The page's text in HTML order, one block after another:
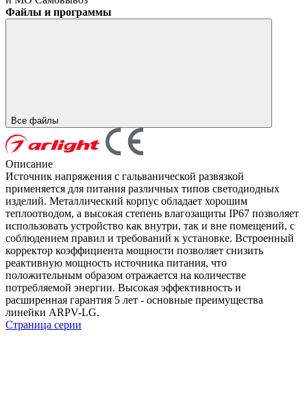
Файлы и программы
Все файлы
Описание
Источник напряжения с гальванической развязкой
применяется для питания различных типов светодиодных
изделий. Металлический корпус обладает хорошим
теплоотводом, а высокая степень влагозащиты IP67 позволяет
использовать устройство как внутри, так и вне помещений, с
соблюдением правил и требований к установке. Встроенный
корректор коэффициента мощности позволяет снизить
реактивную мощность источника питания, что
положительным образом отражается на количестве
потребляемой энергии. Высокая эффективность и
расширенная гарантия 5 лет - основные преимущества
линейки ARPV-LG.
Страница серии